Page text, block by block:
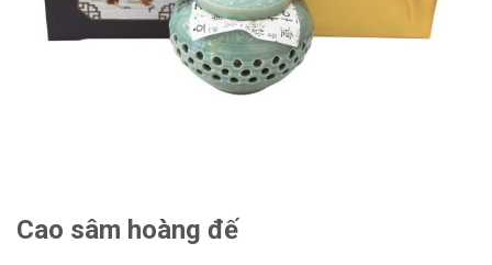
Cao sâm hoàng đế